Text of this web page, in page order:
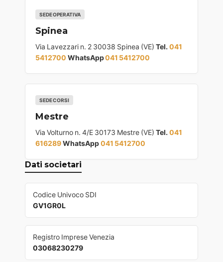
SEDE OPERATIVA
Spinea
Via Lavezzari n. 2 30038 Spinea (VE) Tel. 041
5412700 WhatsApp041 5412700
SEDE CORSI
Mestre
Via Volturno n. 4/E 30173 Mestre (VE) Tel. 041
616289WhatsApp041 5412700
Dati societari
Codice Univoco SDI
GV1GR0L
Registro Imprese Venezia
03068230279